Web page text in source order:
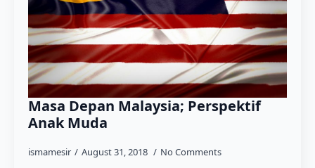
Masa Depan Malaysia; Perspektif
Anak Muda
ismamesir August 31, 2018 No Comments